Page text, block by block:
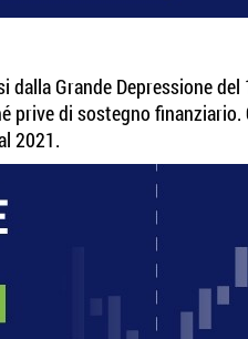
Grande Depressione
prive di sostegno
2021.